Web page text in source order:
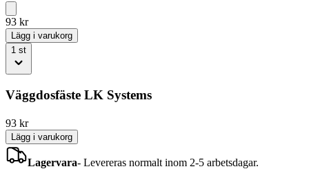
93 kr
Lägg i varukorg
1 st
Väggdosfäste LK Systems
93 kr
Lägg i varukorg
Lagervara- Levereras normalt inom 2-5 arbetsdagar.